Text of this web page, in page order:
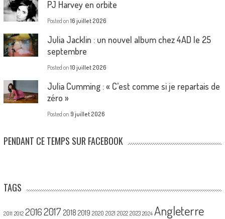
PJ Harvey en orbite
Posted on 16 juillet 2026
Julia Jacklin : un nouvel album chez 4AD le 25
septembre
Posted on 10 juillet 2026
Julia Cumming : « C’est comme si je repartais de
zéro »
Posted on 9 juillet 2026
PENDANT CE TEMPS SUR FACEBOOK
TAGS
2011 2012 20162017 2018 2019 2020 2021 2022 2023 2024 Angleterre